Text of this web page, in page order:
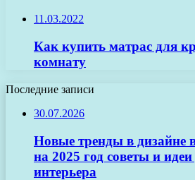
11.03.2022
Как купить матрас для
комнату
Последние записи
30.07.2026
Новые тренды в дизайне
на 2025 год советы и
интерьера